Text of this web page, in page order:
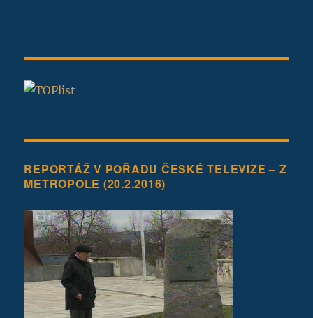
REPORTÁŽ V POŘADU ČESKÉ TELEVIZE – Z
METROPOLE (20.2.2016)